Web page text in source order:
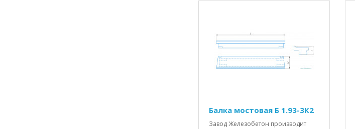
Балка мостовая Б 1.93-3К2
Завод Железобетон производит